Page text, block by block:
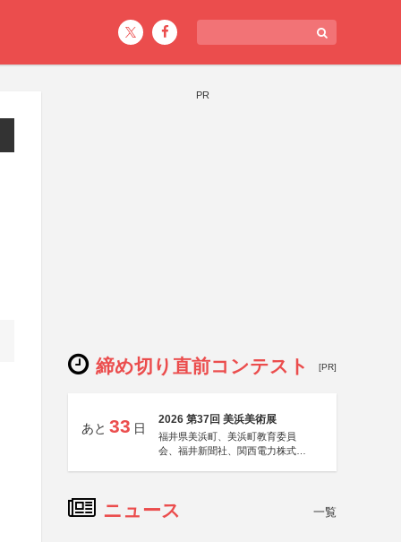
PR
締め切り直前コンテスト [PR]
あと 33 日
2026 第37回 美浜美術展
福井県美浜町、美浜町教育委員
会、福井新聞社、関西電力株式会
ニュース 一覧